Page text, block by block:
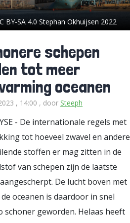
nodig is. Als de
schepen, continu,
twijfel te zaaien. Waar de
onzekerheid te creëren. De
“wint” zonder de straat
het sterker is, maar
maakt. De Verenigde Staten blijven ondertussen opereren alsof
haalbaar is. Een
van Hormuz wordt
van vuurkracht, maar
veiligheid, is per
BY-SA 4.0 Stephan Okhuijsen 2022
schepen
tot meer
oceanen
5 juni 2023 , 14:00 , door Steeph
- De internationale regels met
tot hoeveel zwavel en andere
stoffen er mag zitten in de
van schepen zijn de laatste
De lucht boven met
oceanen is daardoor in snel
schoner geworden. Helaas heeft